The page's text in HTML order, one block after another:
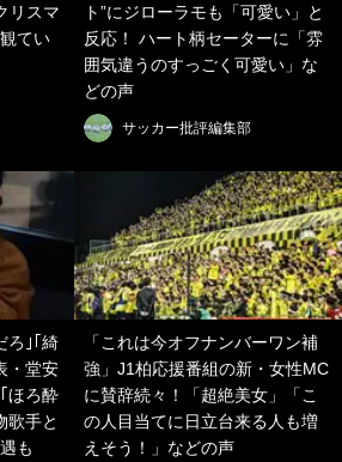
リスマ
てい
ト”にジローラモも「可愛い」と
反応！ ハート柄セーターに「雰
囲気違うのすっごく可愛い」な
どの声
サッカー批評編集部
ろ｣｢綺
・堂安
ほろ酔
歌手と
も
「これは今オフナンバーワン補
強」J1柏応援番組の新・女性MC
に賛辞続々！「超絶美女」「こ
の人目当てに日立台来る人も増
えそう！」などの声